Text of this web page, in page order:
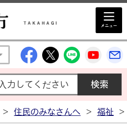
高萩市公式
高萩市公式X
高萩市
高
> 住民のみなさんへ > 福祉 >